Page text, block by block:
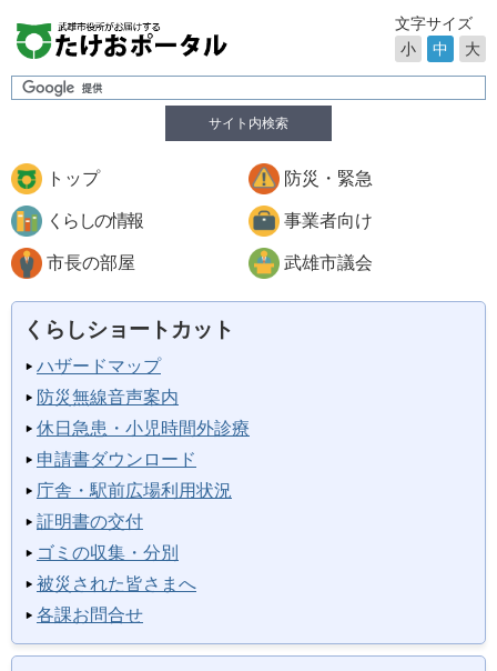
サイト内検索
文字サイズ
小
中 大
トップ 防災・緊急
くらしの情報 事業者向け
市長の部屋 武雄市議会
くらしショートカット
ハザードマップ
防災無線音声案内
休日急患・小児時間外診療
申請書ダウンロード
庁舎・駅前広場利用状況
証明書の交付
ゴミの収集・分別
被災された皆さまへ
各課お問合せ